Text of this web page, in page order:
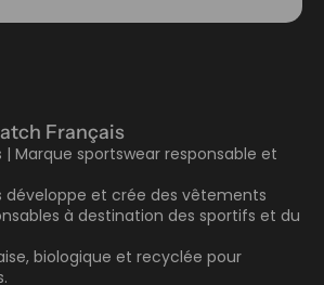
Français
| Marque sportswear responsable et
développe et crée des vêtements
à destination des sportifs et du
biologique et recyclée pour